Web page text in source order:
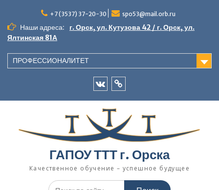
содержимому
+7 (3537) 37-20-30 spo53@mail.orb.ru
Наши адреса:
г. Орск, ул. Кутузова 42 / г. Орск, ул.
Ялтинская 81А
ПРОФЕССИОНАЛИТЕТ
ГАПОУ ТТТ г. Орска
Качественное обучение – успешное будущее
Искать: